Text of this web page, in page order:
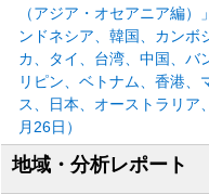
（アジア・オセアニア編
ンドネシア、韓国、カンボ
カ、タイ、台湾、中国、バ
リピン、ベトナム、香港、
ス、日本、オーストラリア
月26日）
地域・分析レポート